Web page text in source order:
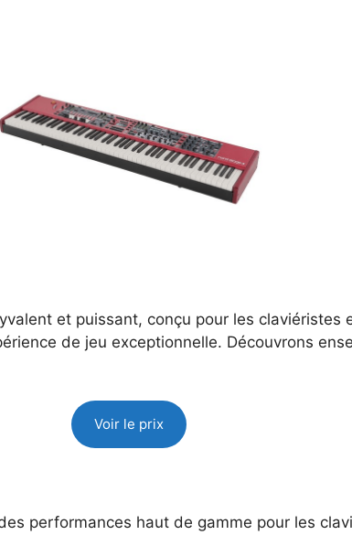
et puissant, conçu pour les claviéristes
de jeu exceptionnelle. Découvrons
Voir le prix
performances haut de gamme pour les